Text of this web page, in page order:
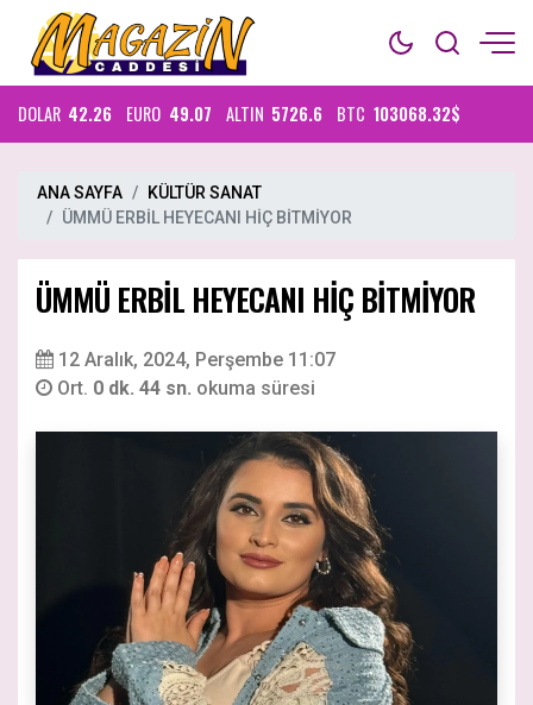
DOLAR 42.26 EURO 49.07 ALTIN 5726.6 BTC 103068.32$
ANA SAYFA
KÜLTÜR SANAT
ÜMMÜ ERBİL HEYECANI HİÇ BİTMİYOR
ÜMMÜ ERBİL HEYECANI HİÇ BİTMİYOR
12 Aralık, 2024, Perşembe 11:07
Ort. 0 dk. 44 sn. okuma süresi